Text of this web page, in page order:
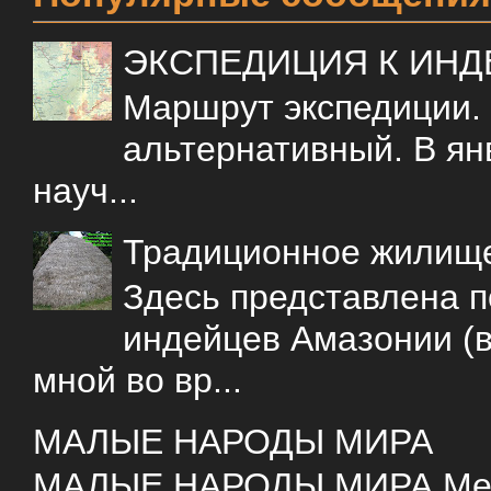
ЭКСПЕДИЦИЯ К
Маршрут
альтернативный. В
науч...
Традиционное
Здесь представлена
индейцев Амазонии
мной во вр...
МАЛЫЕ НАРОДЫ МИРА